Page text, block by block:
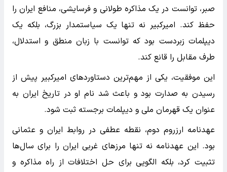
صبر، توانست در یک مذاکره طولانی و فرسایشی، منافع ایران را
حفظ کند. امیرکبیر نه تنها یک سیاستمدار بزرگ، بلکه یک
دیپلمات زبردست بود که توانست با زبان منطق و استدلال،
طرف مقابل را قانع کند.
این موفقیت، یکی از مهم‌ترین دستاوردهای امیرکبیر پیش از
رسیدن به صدارت بود و باعث شد نام او در تاریخ ایران به
عنوان یک قهرمان ملی و دیپلمات برجسته ثبت شود.
عهدنامه ارزروم دوم، نقطه عطفی در روابط ایران و عثمانی
بود. این عهدنامه نه تنها مرزهای غربی ایران را برای سال‌ها
تثبیت کرد، بلکه الگویی برای حل اختلافات از راه مذاکره و